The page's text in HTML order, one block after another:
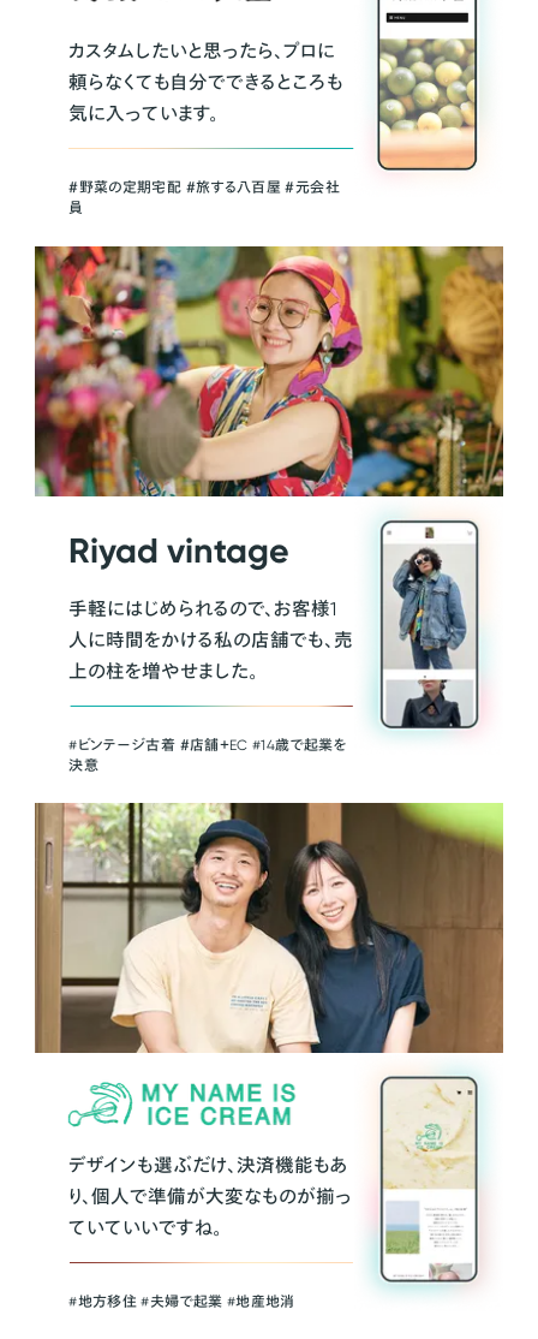
カスタムしたいと思ったら、プロに
頼らなくても自分でできるところも
気に入っています。
＃野菜の定期宅配 ＃旅する八百屋 ＃元会社
員
Riyad vintage
手軽にはじめられるので、お客様1
人に時間をかける私の店舗でも、売
上の柱を増やせました。
#ビンテージ古着 ＃店舗＋EC #14歳で起業を
決意
デザインも選ぶだけ、決済機能もあ
り、個人で準備が大変なものが揃っ
ていていいですね。
#地方移住 #夫婦で起業 #地産地消